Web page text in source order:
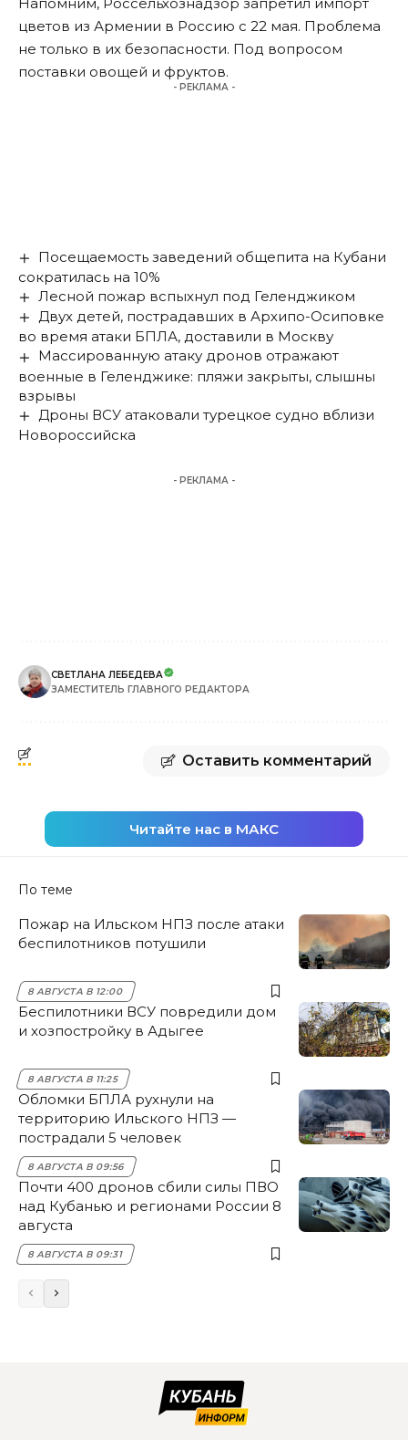
цветов из Армении в Россию с 22 мая. Проблема
не только в их безопасности. Под вопросом
поставки овощей и фруктов.
- РЕКЛАМА -
Посещаемость заведений общепита на Кубани
сократилась на 10%
Лесной пожар вспыхнул под Геленджиком
Двух детей, пострадавших в Архипо-Осиповке
во время атаки БПЛА, доставили в Москву
Массированную атаку дронов отражают
военные в Геленджике: пляжи закрыты, слышны
взрывы
Дроны ВСУ атаковали турецкое судно вблизи
Новороссийска
- РЕКЛАМА -
СВЕТЛАНА ЛЕБЕДЕВА
ЗАМЕСТИТЕЛЬ ГЛАВНОГО РЕДАКТОРА
Оставить комментарий
Читайте нас в МАКС
По теме
Пожар на Ильском НПЗ после атаки
беспилотников потушили
8 АВГУСТА В 12:00
Беспилотники ВСУ повредили дом
и хозпостройку в Адыгее
8 АВГУСТА В 11:25
Обломки БПЛА рухнули на
территорию Ильского НПЗ —
пострадали 5 человек
8 АВГУСТА В 09:56
Почти 400 дронов сбили силы ПВО
над Кубанью и регионами России 8
августа
8 АВГУСТА В 09:31